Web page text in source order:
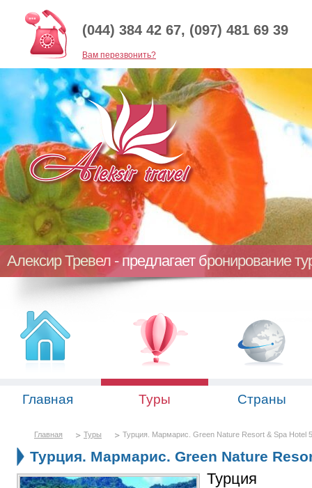
(044) 384 42 67, (097) 481 69 39
Baм перезвонить?
Алексир Тревел - предлагает бронирование
Главная Туры Страны
Главная Туры Турция. Мармарис. Green Nature Resort & Spa Hotel
Турция. Мармарис. Green Nature
Турция